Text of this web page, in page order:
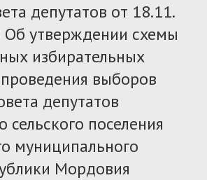
депутатов от 18.11.
утверждении схемы
избирательных
выборов
депутатов
сельского поселения
муниципального
Мордовия